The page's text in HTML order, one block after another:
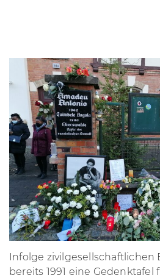
Infolge zivilgesellschaftlichen
bereits 1991 eine